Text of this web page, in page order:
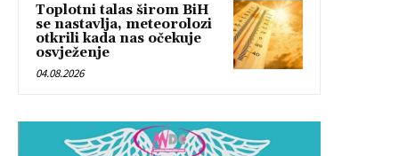
Toplotni talas širom BiH
se nastavlja, meteorolozi
otkrili kada nas očekuje
osvježenje
04.08.2026